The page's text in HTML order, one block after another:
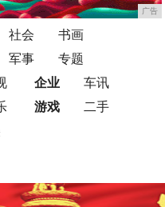
广告
社会
书画
军事
专题
企业
车讯
游戏
二手